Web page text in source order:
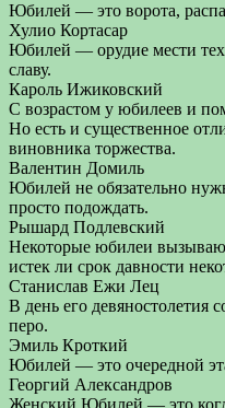
Юбилей — это ворота,
Хулио Кортасар
Юбилей — орудие мести
славу.
Кароль Ижиковский
С возрастом у юбилеев и
Но есть и существенное
виновника торжества.
Валентин Домиль
Юбилей не обязательно
просто подождать.
Рышард Подлевский
Некоторые юбилеи
истек ли срок давности
Станислав Ежи Лец
В день его девяностолетия
перо.
Эмиль Кроткий
Юбилей — это очередной
Георгий Александров
Женский Юбилей — это